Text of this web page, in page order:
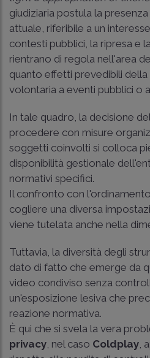
giudiziaria postula la presenza
attuale, riferibile a un
contesti pubblici, la ripresa e
rientrano di regola nell'area
quanto effetti prevedibili
volontaria a eventi pubblici o
In tale quadro, la decisione
procedere con misure
soggetti coinvolti si colloca
disponibilità gestionale
normativi specifici.
Il confronto con
cogliere una diversa
viene tutelata anche nella
Tuttavia, la diversità degli
dato di fatto che emerge da
video condiviso senza
un'esposizione lesiva che
reazione normativa.
È qui che si svela la vera
privacy , nel caso Coldplay ,